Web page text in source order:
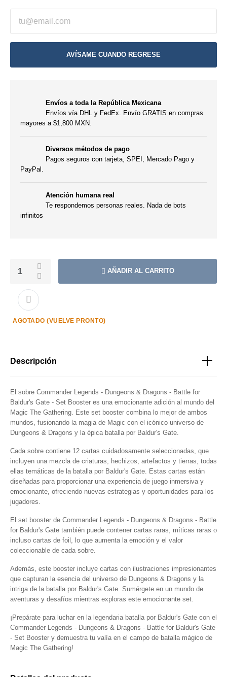
AVÍSAME CUANDO REGRESE
Envíos a toda la República Mexicana
Envíos vía DHL y FedEx. Envío GRATIS en compras
mayores a $1,800 MXN.
Diversos métodos de pago
Pagos seguros con tarjeta, SPEI, Mercado Pago y
PayPal.
Atención humana real
Te respondemos personas reales. Nada de bots
infinitos
AÑADIR AL CARRITO
AGOTADO (VUELVE PRONTO)
Descripción
El sobre Commander Legends - Dungeons & Dragons - Battle for
Baldur's Gate - Set Booster es una emocionante adición al mundo del
Magic The Gathering. Este set booster combina lo mejor de ambos
mundos, fusionando la magia de Magic con el icónico universo de
Dungeons & Dragons y la épica batalla por Baldur's Gate.
Cada sobre contiene 12 cartas cuidadosamente seleccionadas, que
incluyen una mezcla de criaturas, hechizos, artefactos y tierras, todas
ellas temáticas de la batalla por Baldur's Gate. Estas cartas están
diseñadas para proporcionar una experiencia de juego inmersiva y
emocionante, ofreciendo nuevas estrategias y oportunidades para los
jugadores.
El set booster de Commander Legends - Dungeons & Dragons - Battle
for Baldur's Gate también puede contener cartas raras, míticas raras o
incluso cartas de foil, lo que aumenta la emoción y el valor
coleccionable de cada sobre.
Además, este booster incluye cartas con ilustraciones impresionantes
que capturan la esencia del universo de Dungeons & Dragons y la
intriga de la batalla por Baldur's Gate. Sumérgete en un mundo de
aventuras y desafíos mientras exploras este emocionante set.
¡Prepárate para luchar en la legendaria batalla por Baldur's Gate con el
Commander Legends - Dungeons & Dragons - Battle for Baldur's Gate
- Set Booster y demuestra tu valía en el campo de batalla mágico de
Magic The Gathering!